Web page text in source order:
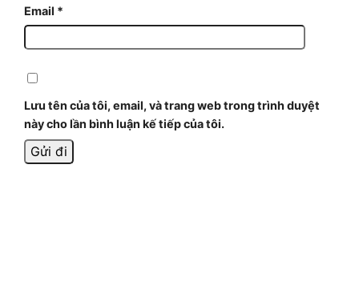
Email *
Lưu tên của tôi, email, và trang web trong trình duyệt
này cho lần bình luận kế tiếp của tôi.